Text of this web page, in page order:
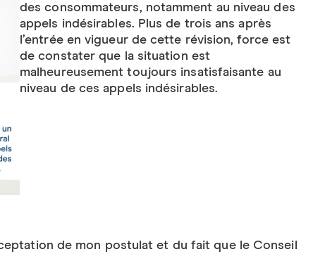
des consommateurs, notamment au niveau des
appels indésirables. Plus de trois ans après
l’entrée en vigueur de cette révision, force est
de constater que la situation est
malheureusement toujours insatisfaisante au
niveau de ces appels indésirables.
de mon postulat et du fait que le Conseil